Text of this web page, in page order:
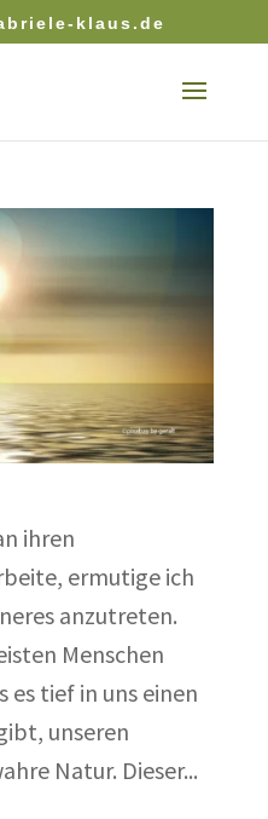
klaus.de
ihren
ermutige ich
anzutreten.
Menschen
es tief in uns einen
unseren
Natur. Dieser...